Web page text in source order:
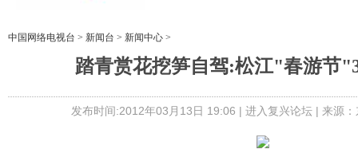
中国网络电视台 > 新闻台 > 新闻中心 >
踏青赏花挖笋自驾:松江"春游节
发布时间:2012年03月13日 19:06 | 进入复兴论坛| 来源